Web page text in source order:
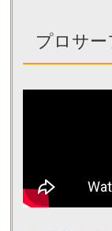
プロサ